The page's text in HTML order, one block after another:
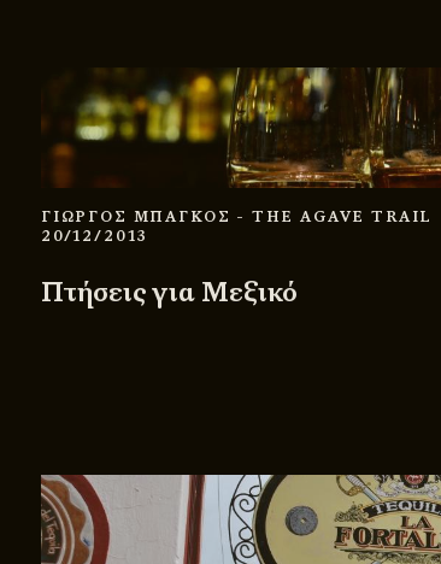
ΓΙΩΡΓΟΣ ΜΠΑΓΚΟΣ - THE AGAVE TRAIL
20/12/2013
Πτήσεις για Μεξικό